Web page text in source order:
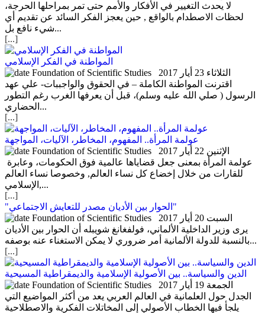
لا يحدث التغيير في الأفكار والأمم حتى تمر بمراحلها الحرجة،
لحظات الاصطدام بالواقع , حين يعجز الفكر السائد عن تقديم أي
شيء نافع بل...
[...]
المواطنة في الفكر الإسلامي
الثلاثاء 23 أيار 2017
اقترنت المواطنة الكاملة – في الحقوق والواجببات- علي عهد
الرسول ( صلي الله عليه وسلم)، قبل أن يعرفها الغرب رغم التطور
الحضاري...
[...]
عولمة المرأة.. المفهوم، المخاطر، الآليات، المواجهة
الإثنين 22 أيار 2017
للقارات من خلال إخضاع كل نساء العالم, وخصوصا نساء العالم
الإسلامي,...
[...]
"الحوار بين الأديان مصدر للتعايش الاجتماعي"
السبت 20 أيار 2017
يرى وزير الداخلية الألماني، فولفغانغ شويبله أن الحوار بين الأديان
بالنسبة للدولة الألمانية أمر ضروري لا يمكن الاستغناء عنه بوصفه...
[...]
الدين والسياسة.. بين الأصولية الإسلامية والديمقراطية المسيحية
الجمعة 19 أيار 2017
الجدل حول العلمانية في العالم العربي يعد من أكثر المواضيع التي
يلجأ فيها الخطاب الأصولي إلى المخاتلات الفكرية والاصطلاحية